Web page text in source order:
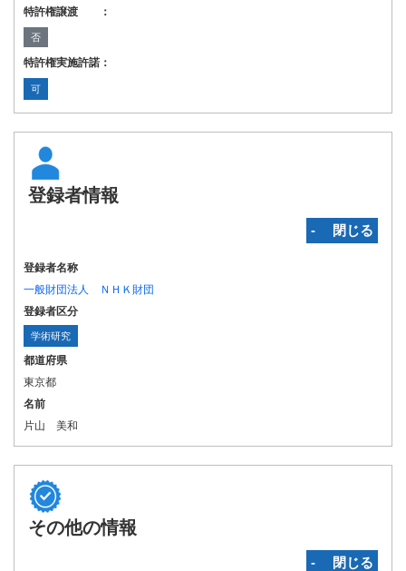
特許権譲渡 ：
否
特許権実施許諾：
可
登録者情報
‐ 閉じる
登録者名称
一般財団法人 ＮＨＫ財団
登録者区分
学術研究
都道府県
東京都
名前
片山 美和
その他の情報
‐ 閉じる